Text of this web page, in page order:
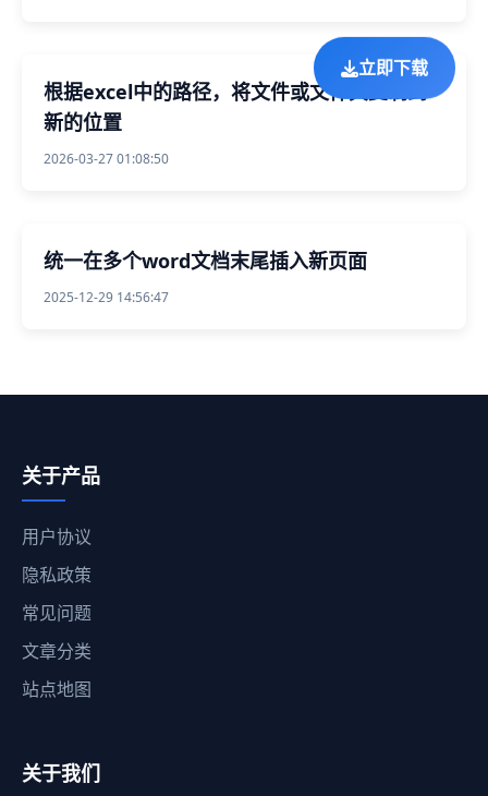
根据excel中的路径，将文件或文件夹复制到
新的位置
2026-03-27 01:08:50
统一在多个word文档末尾插入新页面
2025-12-29 14:56:47
立即下载
关于产品
用户协议
隐私政策
常见问题
文章分类
站点地图
关于我们